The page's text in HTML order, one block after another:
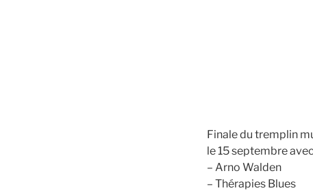
Finale du tremplin
le 15 septembre
– Arno Walden
– Thérapies Blues